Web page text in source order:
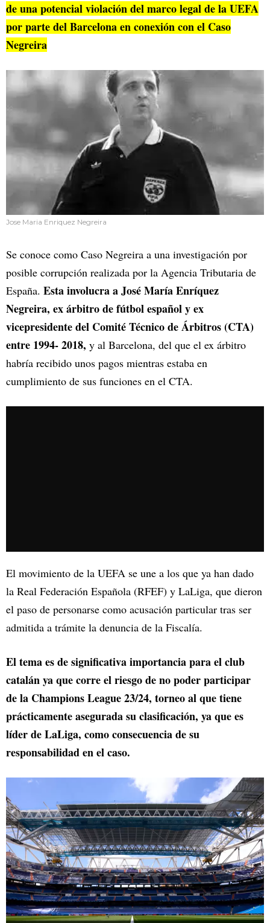
de una potencial violación del marco legal de la UEFA
por parte del Barcelona en conexión con el Caso
Negreira
Jose Maria Enriquez Negreira
Se conoce como Caso Negreira a una investigación por
posible corrupción realizada por la Agencia Tributaria de
España. Esta involucra a José María Enríquez
Negreira, ex árbitro de fútbol español y ex
vicepresidente del Comité Técnico de Árbitros (CTA)
entre 1994- 2018, y al Barcelona, del que el ex árbitro
habría recibido unos pagos mientras estaba en
cumplimiento de sus funciones en el CTA.
El movimiento de la UEFA se une a los que ya han dado
la Real Federación Española (RFEF) y LaLiga, que dieron
el paso de personarse como acusación particular tras ser
admitida a trámite la denuncia de la Fiscalía.
El tema es de significativa importancia para el club
catalán ya que corre el riesgo de no poder participar
de la Champions League 23/24, torneo al que tiene
prácticamente asegurada su clasificación, ya que es
líder de LaLiga, como consecuencia de su
responsabilidad en el caso.